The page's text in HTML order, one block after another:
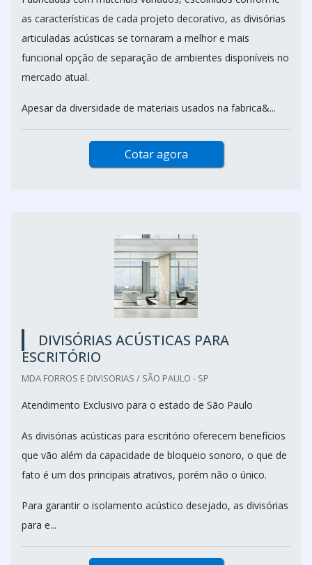
as características de cada projeto decorativo, as divisórias
articuladas acústicas se tornaram a melhor e mais
funcional opção de separação de ambientes disponíveis no
mercado atual.
Apesar da diversidade de materiais usados na fabrica&...
Cotar agora
DIVISÓRIAS ACÚSTICAS PARA
ESCRITÓRIO
MDA FORROS E DIVISORIAS / SÃO PAULO - SP
Atendimento Exclusivo para o estado de São Paulo
As divisórias acústicas para escritório oferecem benefícios
que vão além da capacidade de bloqueio sonoro, o que de
fato é um dos principais atrativos, porém não o único.
Para garantir o isolamento acústico desejado, as divisórias
para e...